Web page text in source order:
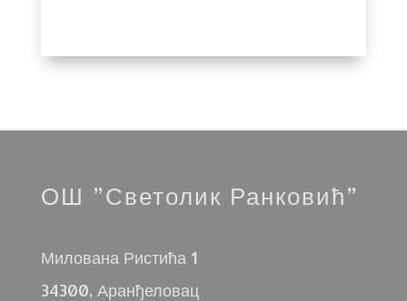
ОШ ”Светолик Ранковић”
Милована Ристића 1
34300, Аранђеловац